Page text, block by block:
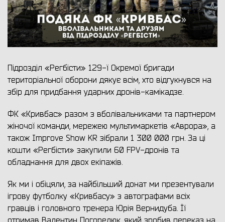
Підрозділ «Регбісти» 129-ї Окремої бригади
територіальної оборони дякує всім, хто відгукнувся на
збір для придбання ударних дронів-камікадзе.
ФК «Кривбас» разом з вболівальниками та партнером
жіночої команди, мережею мультимаркетів «Аврора», а
також Improve Show KR зібрали 1 300 000 грн. За ці
кошти «Регбісти» закупили 60 FPV-дронів та
обладнання для двох екіпажів.
Як ми і обіцяли, за найбільший донат ми презентували
ігрову футболку «Кривбасу» з автографами всіх
гравців і головного тренера Юрія Вернидуба. Її